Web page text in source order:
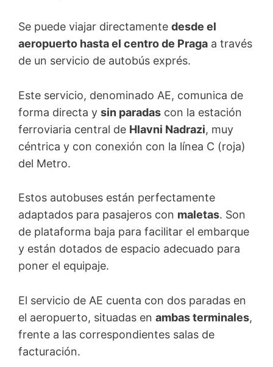
Se puede viajar directamente desde el
aeropuerto hasta el centro de Praga a través
de un servicio de autobús exprés.
Este servicio, denominado AE, comunica de
forma directa y sin paradas con la estación
ferroviaria central de Hlavni Nadrazi, muy
céntrica y con conexión con la línea C (roja)
del Metro.
Estos autobuses están perfectamente
adaptados para pasajeros con maletas. Son
de plataforma baja para facilitar el embarque
y están dotados de espacio adecuado para
poner el equipaje.
El servicio de AE cuenta con dos paradas en
el aeropuerto, situadas en ambas terminales,
frente a las correspondientes salas de
facturación.